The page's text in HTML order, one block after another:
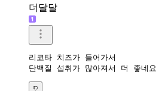
더달달
리코타 치즈가 들어가서
단백질 섭취가 많아져서 더 좋네요